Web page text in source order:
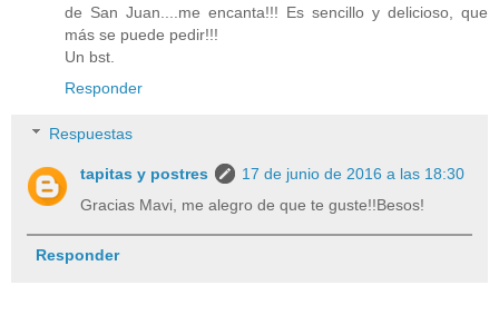
de San Juan....me encanta!!! Es sencillo y delicioso, que
más se puede pedir!!!
Un bst.
Responder
Respuestas
tapitas y postres
17 de junio de 2016 a las 18:30
Gracias Mavi, me alegro de que te guste!!Besos!
Responder